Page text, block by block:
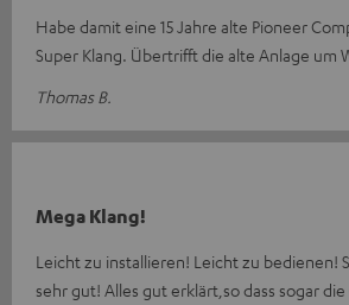
Habe damit eine 15 Jahre alte Pioneer
Super Klang. Übertrifft die alte Anlage um
Thomas B.
Mega Klang!
Leicht zu installieren! Leicht zu bedienen!
sehr gut! Alles gut erklärt,so dass sogar